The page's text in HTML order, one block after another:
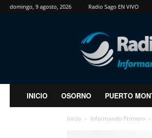
domingo, 9 agosto, 2026 Radio Sago EN VIVO
RadioSago
INICIO OSORNO PUERTO
Inicio Informando Primero